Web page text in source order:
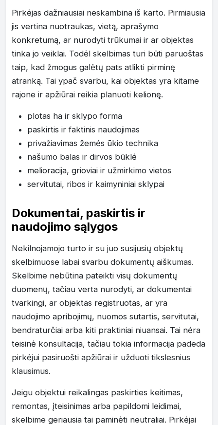
Pirkėjas dažniausiai neskambina iš karto. Pirmiausia
jis vertina nuotraukas, vietą, aprašymo
konkretumą, ar nurodyti trūkumai ir ar objektas
tinka jo veiklai. Todėl skelbimas turi būti paruoštas
taip, kad žmogus galėtų pats atlikti pirminę
atranką. Tai ypač svarbu, kai objektas yra kitame
rajone ir apžiūrai reikia planuoti kelionę.
plotas ha ir sklypo forma
paskirtis ir faktinis naudojimas
privažiavimas žemės ūkio technika
našumo balas ir dirvos būklė
melioracija, grioviai ir užmirkimo vietos
servitutai, ribos ir kaimyniniai sklypai
Dokumentai, paskirtis ir
naudojimo sąlygos
Nekilnojamojo turto ir su juo susijusių objektų
skelbimuose labai svarbu dokumentų aiškumas.
Skelbime nebūtina pateikti visų dokumentų
duomenų, tačiau verta nurodyti, ar dokumentai
tvarkingi, ar objektas registruotas, ar yra
naudojimo apribojimų, nuomos sutartis, servitutai,
bendraturčiai arba kiti praktiniai niuansai. Tai nėra
teisinė konsultacija, tačiau tokia informacija padeda
pirkėjui pasiruošti apžiūrai ir užduoti tikslesnius
klausimus.
Jeigu objektui reikalingas paskirties keitimas,
remontas, įteisinimas arba papildomi leidimai,
skelbime geriausia tai paminėti neutraliai. Pirkėjai